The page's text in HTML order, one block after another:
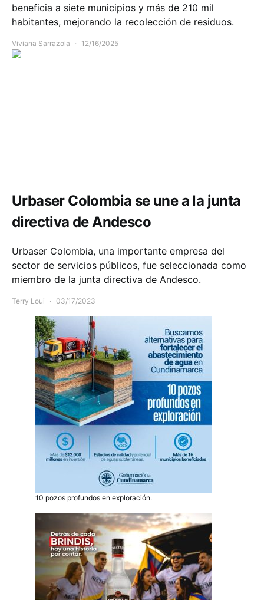
beneficia a siete municipios y más de 210 mil
habitantes, mejorando la recolección de residuos.
Viviana Sarrazola 12/16/2025
Urbaser Colombia se une a la junta
directiva de Andesco
Urbaser Colombia, una importante empresa del
sector de servicios públicos, fue seleccionada como
miembro de la junta directiva de Andesco.
Terry Loui 03/17/2023
10 pozos profundos en exploración.